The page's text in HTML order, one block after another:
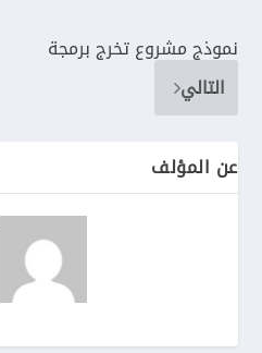
نموذج مشروع تخرج برمجة
التالي
عن المؤلف